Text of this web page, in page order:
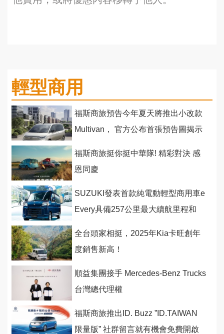
輕型商用
福斯商旅預告今年夏天將推出小改款
Multivan， 官方公布首張預告圖揭示
福斯商旅挺你挺中華隊! 精彩對決 感
恩同慶
SUZUKI發表首款純電動輕型商用車e
Every具備257公里最大續航里程和
全台頭家相挺，2025年Kia卡旺創年
度銷售新高！
順益集團接手 Mercedes-Benz Trucks
台灣總代理權
福斯商旅推出ID. Buzz ”ID.TAIWAN
限量版” 社群留言就有機會免費開啟